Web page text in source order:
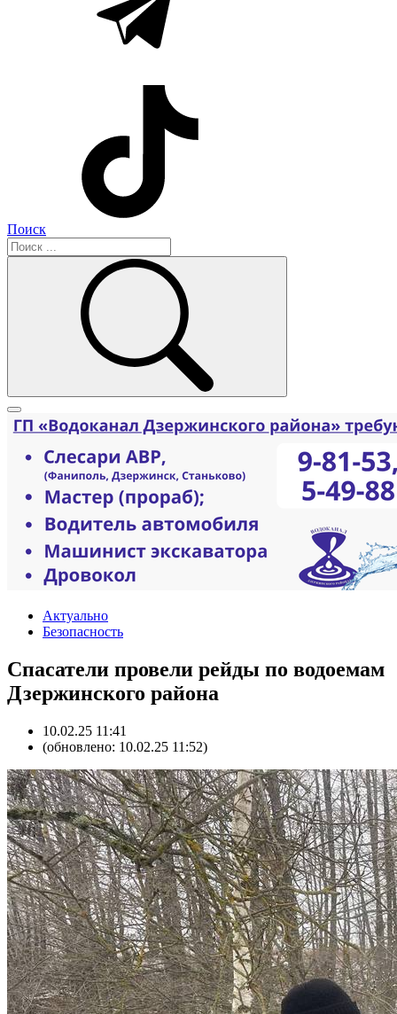
Поиск
Актуально
Безопасность
Спасатели провели рейды по водоемам
Дзержинского района
10.02.25 11:41
(обновлено: 10.02.25 11:52)